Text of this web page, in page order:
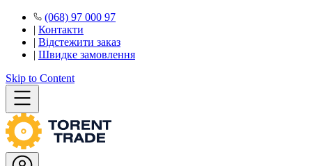
(068) 97 000 97
| Контакти
| Відстежити заказ
| Швидке замовлення
Skip to Content